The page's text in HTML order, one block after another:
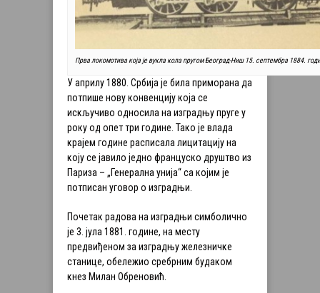
Прва локомотива која је вукла кола пругом Београд-Ниш 15. септембра 1884.
У априлу 1880. Србија је била приморана да
потпише нову конвенцију која се
искључиво односила на изградњу пруге у
року од опет три године. Тако је влада
крајем године расписала лицитацију на
коју се јавило једно француско друштво из
Париза – „Генерална унија“ са којим је
потписан уговор о изградњи.
Почетак радова на изградњи симболично
је 3. јула 1881. године, на месту
предвиђеном за изградњу железничке
станице, обележио сребрним будаком
кнез Милан Обреновић.